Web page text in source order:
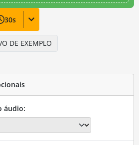
30s
DE EXEMPLO
áudio: